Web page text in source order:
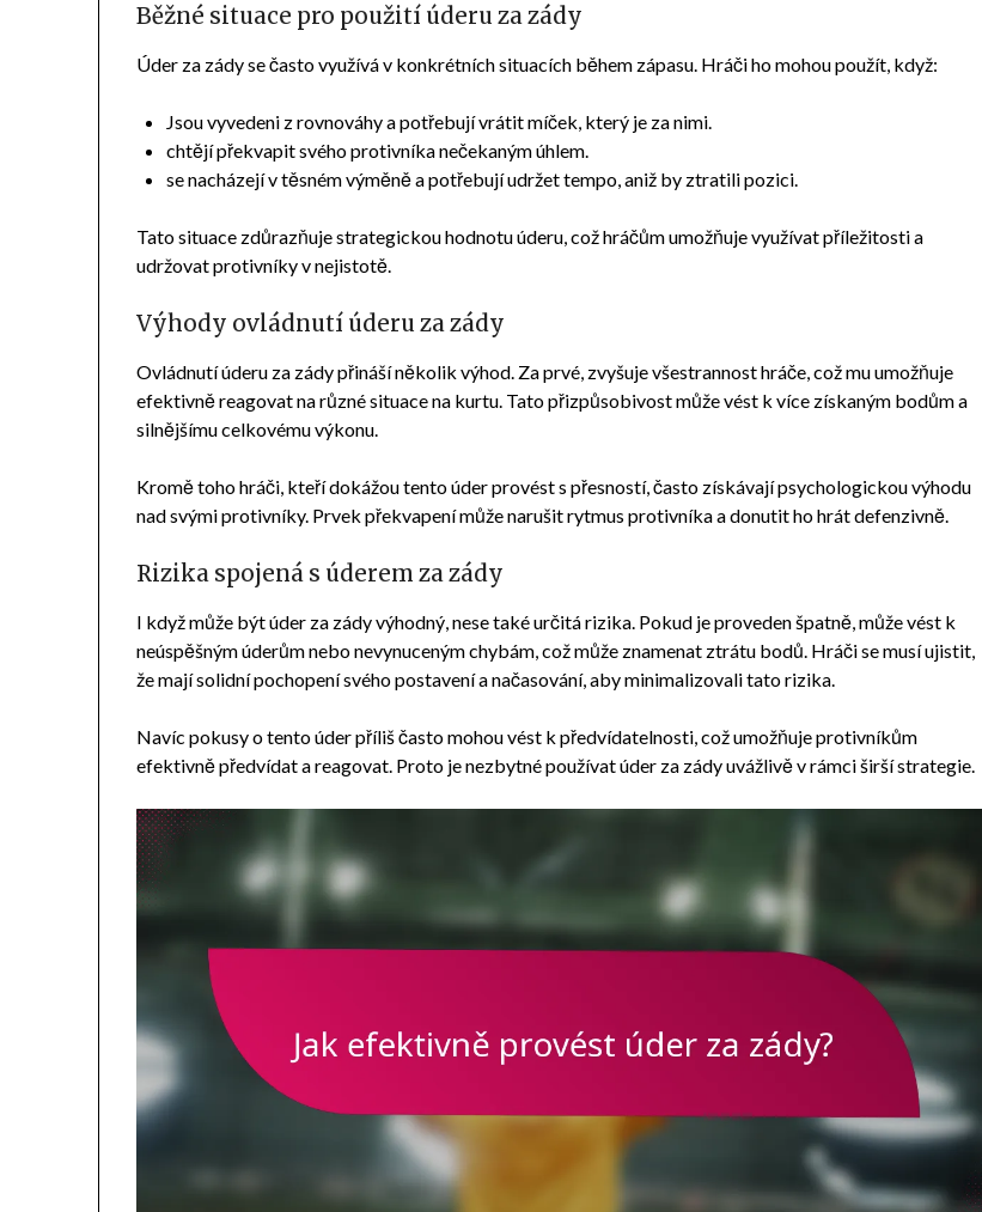
Běžné situace pro použití úderu za zády
Úder za zády se často využívá v konkrétních situacích během zápasu. Hráči ho mohou použít, když:
Jsou vyvedeni z rovnováhy a potřebují vrátit míček, který je za nimi.
chtějí překvapit svého protivníka nečekaným úhlem.
se nacházejí v těsném výměně a potřebují udržet tempo, aniž by ztratili pozici.
Tato situace zdůrazňuje strategickou hodnotu úderu, což hráčům umožňuje využívat příležitosti a
udržovat protivníky v nejistotě.
Výhody ovládnutí úderu za zády
Ovládnutí úderu za zády přináší několik výhod. Za prvé, zvyšuje všestrannost hráče, což mu umožňuje
efektivně reagovat na různé situace na kurtu. Tato přizpůsobivost může vést k více získaným bodům a
silnějšímu celkovému výkonu.
Kromě toho hráči, kteří dokážou tento úder provést s přesností, často získávají psychologickou výhodu
nad svými protivníky. Prvek překvapení může narušit rytmus protivníka a donutit ho hrát defenzivně.
Rizika spojená s úderem za zády
I když může být úder za zády výhodný, nese také určitá rizika. Pokud je proveden špatně, může vést k
neúspěšným úderům nebo nevynuceným chybám, což může znamenat ztrátu bodů. Hráči se musí ujistit,
že mají solidní pochopení svého postavení a načasování, aby minimalizovali tato rizika.
Navíc pokusy o tento úder příliš často mohou vést k předvídatelnosti, což umožňuje protivníkům
efektivně předvídat a reagovat. Proto je nezbytné používat úder za zády uvážlivě v rámci širší strategie.